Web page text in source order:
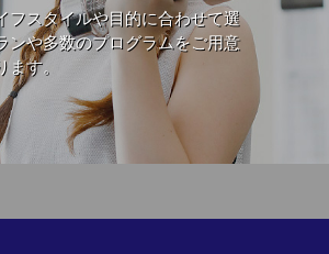
フスタイルや目的に合わせて選
ンや多数のプログラムをご用意
ます。